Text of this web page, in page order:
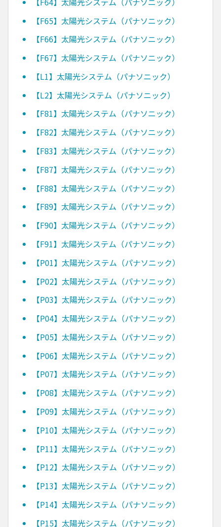
【F65】太陽光システム（パナソニック）
【F66】太陽光システム（パナソニック）
【F67】太陽光システム（パナソニック）
【L1】太陽光システム（パナソニック）
【L2】太陽光システム（パナソニック）
【F81】太陽光システム（パナソニック）
【F82】太陽光システム（パナソニック）
【F83】太陽光システム（パナソニック）
【F87】太陽光システム（パナソニック）
【F88】太陽光システム（パナソニック）
【F89】太陽光システム（パナソニック）
【F90】太陽光システム（パナソニック）
【F91】太陽光システム（パナソニック）
【P01】太陽光システム（パナソニック）
【P02】太陽光システム（パナソニック）
【P03】太陽光システム（パナソニック）
【P04】太陽光システム（パナソニック）
【P05】太陽光システム（パナソニック）
【P06】太陽光システム（パナソニック）
【P07】太陽光システム（パナソニック）
【P08】太陽光システム（パナソニック）
【P09】太陽光システム（パナソニック）
【P10】太陽光システム（パナソニック）
【P11】太陽光システム（パナソニック）
【P12】太陽光システム（パナソニック）
【P13】太陽光システム（パナソニック）
【P14】太陽光システム（パナソニック）
【P15】太陽光システム（パナソニック）